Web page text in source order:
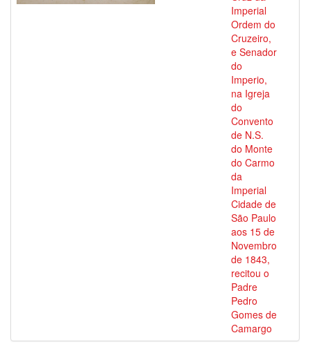
Imperial
Ordem do
Cruzeiro,
e Senador
do
Imperio,
na Igreja
do
Convento
de N.S.
do Monte
do Carmo
da
Imperial
Cidade de
São Paulo
aos 15 de
Novembro
de 1843,
recitou o
Padre
Pedro
Gomes de
Camargo